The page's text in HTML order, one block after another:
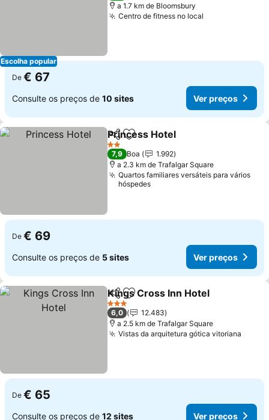
Escolha popular
a 1.7 km de Bloomsbury
Centro de fitness no local
De € 67
Consulte os preços de 10 sites Ver preços
PartilharAdicionar aos favoritos
Princess Hotel
2 Estrelas
7,9 Boa
1.992
a 2.3 km de Trafalgar Square
Quartos familiares versáteis para vários
hóspedes
De € 69
Consulte os preços de 5 sites Ver preços
PartilharAdicionar aos favoritos
Kings Cross Inn Hotel
3 Estrelas
6,0
12.483
a 2.5 km de Trafalgar Square
Vistas da arquitetura gótica vitoriana
De € 65
Consulte os preços de 12 sites Ver preços